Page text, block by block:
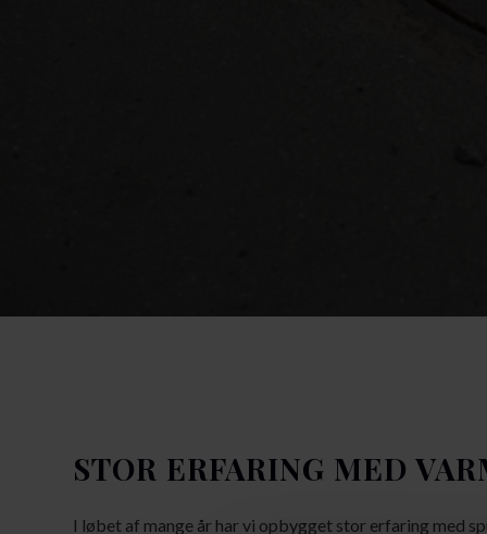
STOR ERFARING MED
I løbet af mange år har vi opbygget stor erfaring med